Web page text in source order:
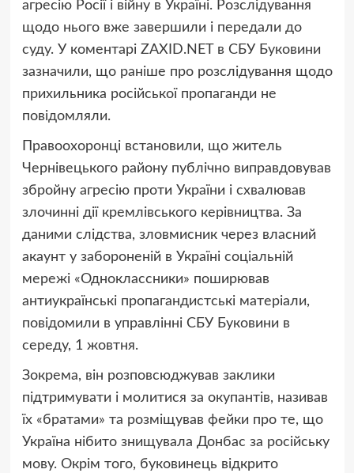
агресію Росії і війну в Україні. Розслідування
щодо нього вже завершили і передали до
суду. У коментарі ZAXID.NET в СБУ Буковини
зазначили, що раніше про розслідування щодо
прихильника російської пропаганди не
повідомляли.
Правоохоронці встановили, що житель
Чернівецького району публічно виправдовував
збройну агресію проти України і схвалював
злочинні дії кремлівського керівництва. За
даними слідства, зловмисник через власний
акаунт у забороненій в Україні соціальній
мережі «Одноклассники» поширював
антиукраїнські пропагандистські матеріали,
повідомили в управлінні СБУ Буковини в
середу, 1 жовтня.
Зокрема, він розповсюджував заклики
підтримувати і молитися за окупантів, називав
їх «братами» та розміщував фейки про те, що
Україна нібито знищувала Донбас за російську
мову. Окрім того, буковинець відкрито